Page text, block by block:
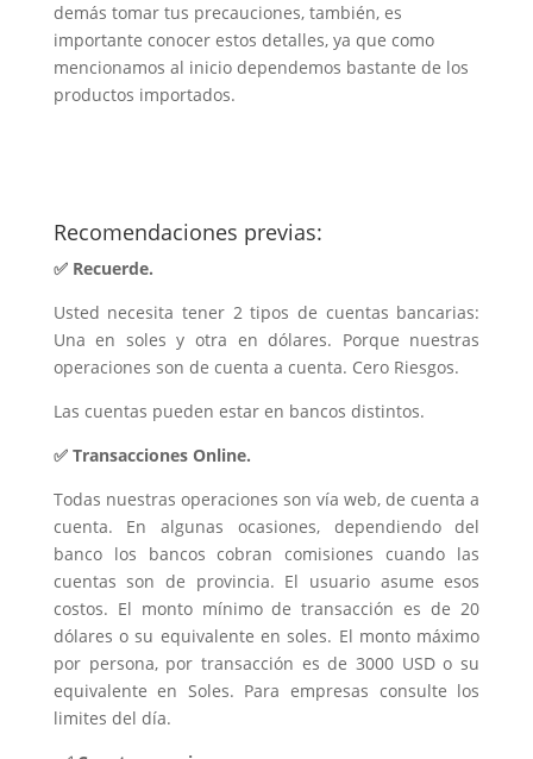
demás tomar tus precauciones, también, es
importante conocer estos detalles, ya que como
mencionamos al inicio dependemos bastante de los
productos importados.
Recomendaciones previas:
✅ Recuerde.
Usted necesita tener 2 tipos de cuentas bancarias:
Una en soles y otra en dólares. Porque nuestras
operaciones son de cuenta a cuenta. Cero Riesgos.
Las cuentas pueden estar en bancos distintos.
✅ Transacciones Online.
Todas nuestras operaciones son vía web, de cuenta a
cuenta. En algunas ocasiones, dependiendo del
banco los bancos cobran comisiones cuando las
cuentas son de provincia. El usuario asume esos
costos. El monto mínimo de transacción es de 20
dólares o su equivalente en soles. El monto máximo
por persona, por transacción es de 3000 USD o su
equivalente en Soles. Para empresas consulte los
limites del día.